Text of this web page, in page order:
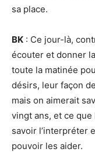
sa place.
BK : Ce jour-là,
écouter et donner
toute la matinée
désirs, leur façon
mais on aimerait
vingt ans, et ce
savoir l’interpréter
pouvoir les aider.